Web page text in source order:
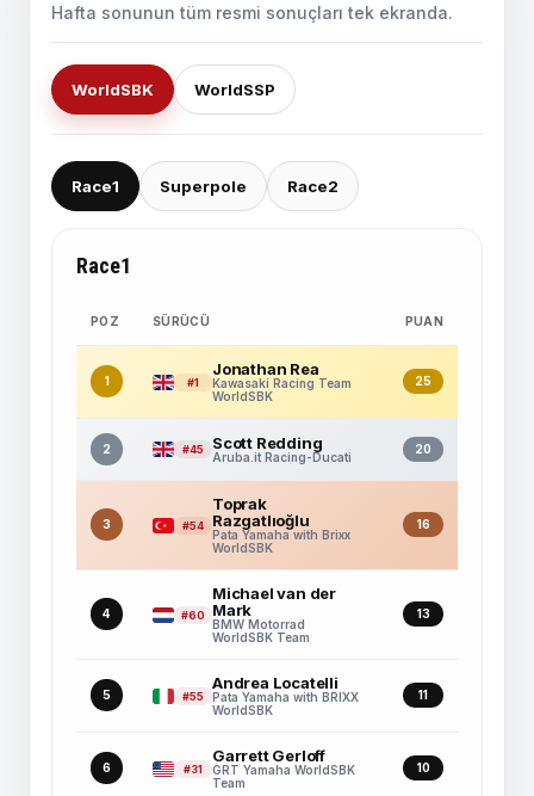
Hafta sonunun tüm resmi sonuçları tek ekranda.
WorldSBK WorldSSP
Race1 Superpole Race2
Race1
POZ SÜRÜCÜ PUAN
1 #1
Jonathan Rea
Kawasaki Racing Team
WorldSBK
25
2 #45 Scott Redding
Aruba.it Racing-Ducati
20
3 #54
Toprak
Razgatlıoğlu
Pata Yamaha with Brixx
WorldSBK
16
4 #60
Michael van der
Mark
BMW Motorrad
WorldSBK Team
13
5 #55
Andrea Locatelli
Pata Yamaha with BRIXX
WorldSBK
11
6 #31
Garrett Gerloff
GRT Yamaha WorldSBK
Team
10